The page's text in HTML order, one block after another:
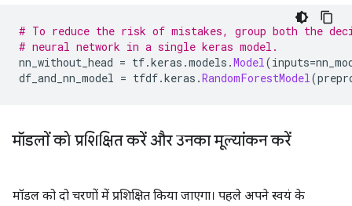
# To reduce the risk of mistakes, group both the
# neural network in a single keras model.
nn_without_head = tf.keras .models .Model(inputs=
df_and_nn_model = tfdf.keras .RandomForestModel(
मॉडलों को प्रशिक्षित करें और उनका मूल्यांकन करें
मॉडल को दो चरणों में प्रशिक्षित किया जाएगा। पहले अपने स्वयं के